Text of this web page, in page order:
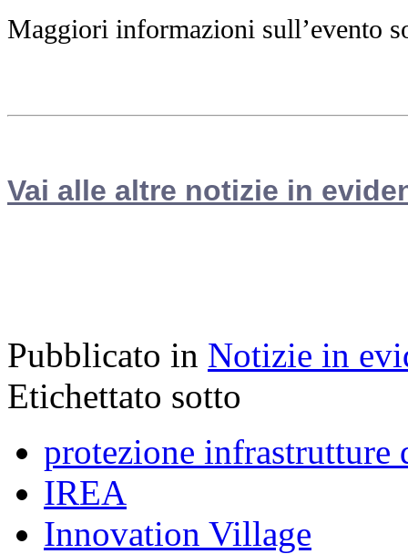
Maggiori informazioni sull’evento
Vai alle altre notizie in
Pubblicato in Notizie in
Etichettato sotto
protezione infrastrutture
IREA
Innovation Village